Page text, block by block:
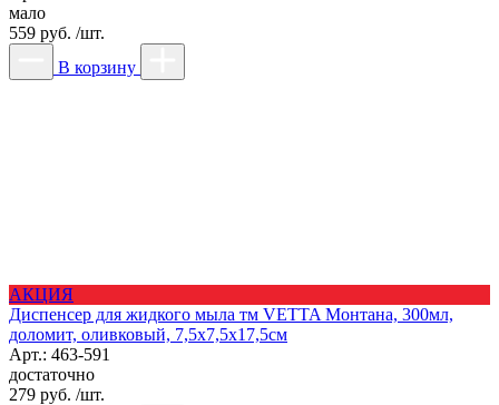
мало
559 руб. /шт.
В корзину
АКЦИЯ
Диспенсер для жидкого мыла тм VETTA Монтана, 300мл,
доломит, оливковый, 7,5х7,5х17,5см
Арт.: 463-591
достаточно
279 руб. /шт.